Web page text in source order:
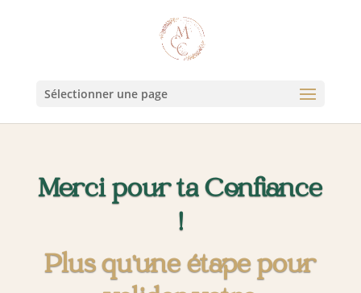
Sélectionner une page
Merci pour ta Confiance
!
Plus qu’une étape pour